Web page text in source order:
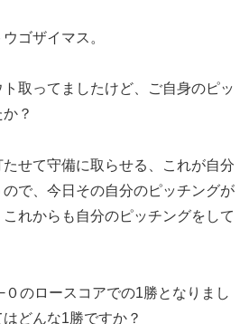
ゴザイマス。
取ってましたけど、ご自身のピッ
？
たせて守備に取らせる、これが自分
で、今日その自分のピッチングが
れからも自分のピッチングをして
のロースコアでの1勝となりまし
どんな1勝ですか？